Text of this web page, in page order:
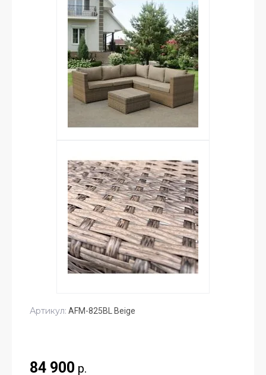
Артикул: AFM-825BL Beige
84 900 р.